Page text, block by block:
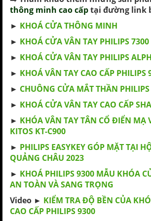
thông minh cao cấptại đường link
► KHOÁ CỬA THÔNG MINH
► KHOÁ CỬA VÂN TAY PHILIPS 7300
► KHOÁ CỬA VÂN TAY PHILIPS
► KHOÁ VÂN TAY CAO CẤP PHILIPS
► CHUÔNG CỬA MẮT THẦN PHILIPS
► KHOÁ CỬA VÂN TAY CAO CẤP
► KHÓA VÂN TAY TÂN CỔ ĐIỂN MẠ
KITOS KT-C900
► PHILIPS EASYKEY GÓP MẶT TẠI
QUẢNG CHÂU 2023
► KHOÁ PHILIPS 9300 MẪU KHÓA
AN TOÀN VÀ SANG TRỌNG
Video ► KIỂM TRA ĐỘ BỀN CỦA
CAO CẤP PHILIPS 9300